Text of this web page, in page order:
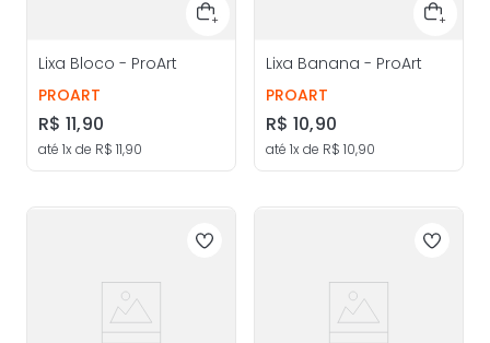
Lixa Bloco - ProArt
PROART
R$ 11,90
até 1x de R$ 11,90
Lixa Banana - ProArt
PROART
R$ 10,90
até 1x de R$ 10,90